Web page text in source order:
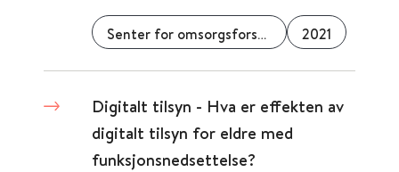
Senter for omsorgsforskning 2021
Digitalt tilsyn - Hva er effekten av
digitalt tilsyn for eldre med
funksjonsnedsettelse?